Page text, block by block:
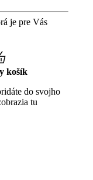
je pre Vás
košík
do svojho
tu